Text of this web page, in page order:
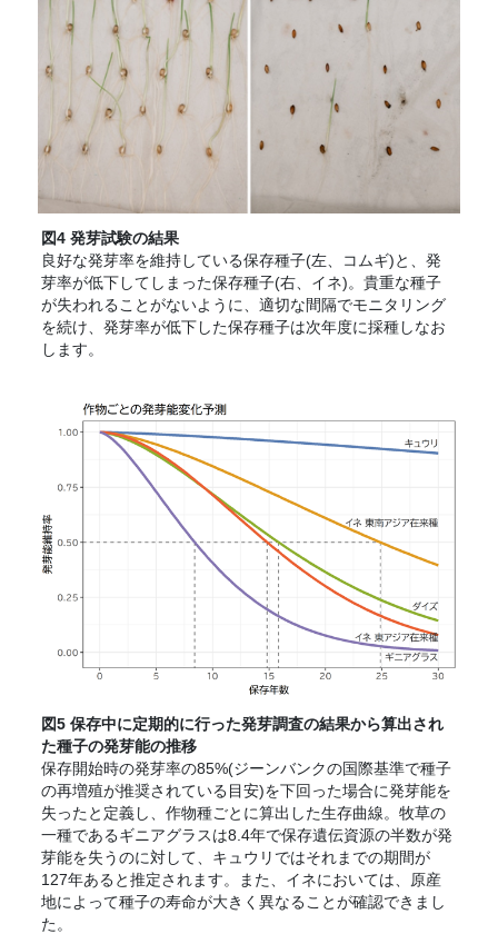
図4 発芽試験の結果
良好な発芽率を維持している保存種子(左、コムギ)と、発
芽率が低下してしまった保存種子(右、イネ)。貴重な種子
が失われることがないように、適切な間隔でモニタリング
を続け、発芽率が低下した保存種子は次年度に採種しなお
します。
図5 保存中に定期的に行った発芽調査の結果から算出され
た種子の発芽能の推移
保存開始時の発芽率の85%(ジーンバンクの国際基準で種子
の再増殖が推奨されている目安)を下回った場合に発芽能を
失ったと定義し、作物種ごとに算出した生存曲線。牧草の
一種であるギニアグラスは8.4年で保存遺伝資源の半数が発
芽能を失うのに対して、キュウリではそれまでの期間が
127年あると推定されます。また、イネにおいては、原産
地によって種子の寿命が大きく異なることが確認できまし
た。